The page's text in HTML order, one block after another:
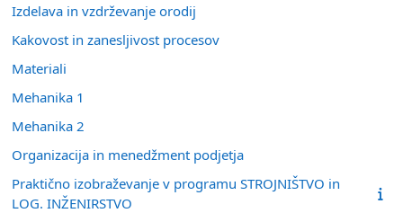
Izdelava in vzdrževanje orodij
Kakovost in zanesljivost procesov
Materiali
Mehanika 1
Mehanika 2
Organizacija in menedžment podjetja
Praktično izobraževanje v programu STROJNIŠTVO in
LOG. INŽENIRSTVO